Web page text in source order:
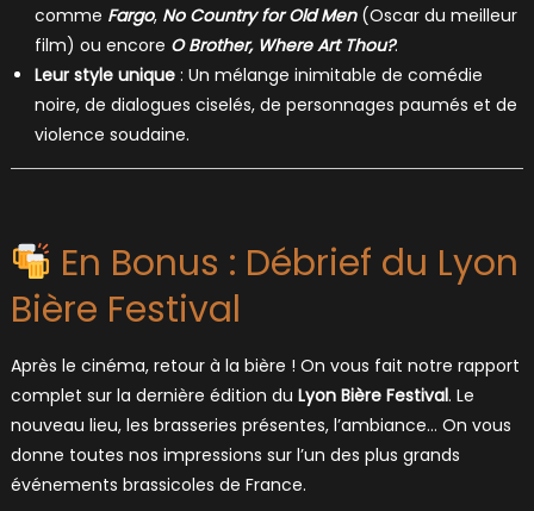
comme Fargo, No Country for Old Men(Oscar du meilleur
film) ou encore O Brother, Where Art Thou?.
Leur style unique: Un mélange inimitable de comédie
noire, de dialogues ciselés, de personnages paumés et de
violence soudaine.
En Bonus : Débrief du Lyon
Bière Festival
Après le cinéma, retour à la bière ! On vous fait notre rapport
complet sur la dernière édition du Lyon Bière Festival. Le
nouveau lieu, les brasseries présentes, l’ambiance… On vous
donne toutes nos impressions sur l’un des plus grands
événements brassicoles de France.